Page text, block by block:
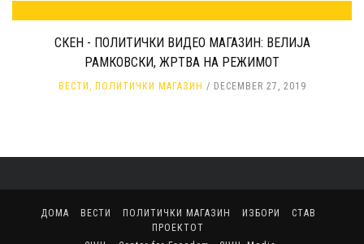
СКЕН - ПОЛИТИЧКИ ВИДЕО МАГАЗИН: ВЕЛИЈА
РАМКОВСКИ, ЖРТВА НА РЕЖИМОТ
ВЕСТИ , ПОЛИТИЧКИ МАГАЗИН DECEMBER 27, 2019
ДОМА ВЕСТИ ПОЛИТИЧКИ МАГАЗИН ИЗБОРИ
СТАВ
ПРОЕКТОТ